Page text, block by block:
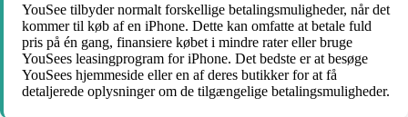
YouSee tilbyder normalt forskellige betalingsmuligheder, når det
kommer til køb af en iPhone. Dette kan omfatte at betale fuld
pris på én gang, finansiere købet i mindre rater eller bruge
YouSees leasingprogram for iPhone. Det bedste er at besøge
YouSees hjemmeside eller en af deres butikker for at få
detaljerede oplysninger om de tilgængelige betalingsmuligheder.